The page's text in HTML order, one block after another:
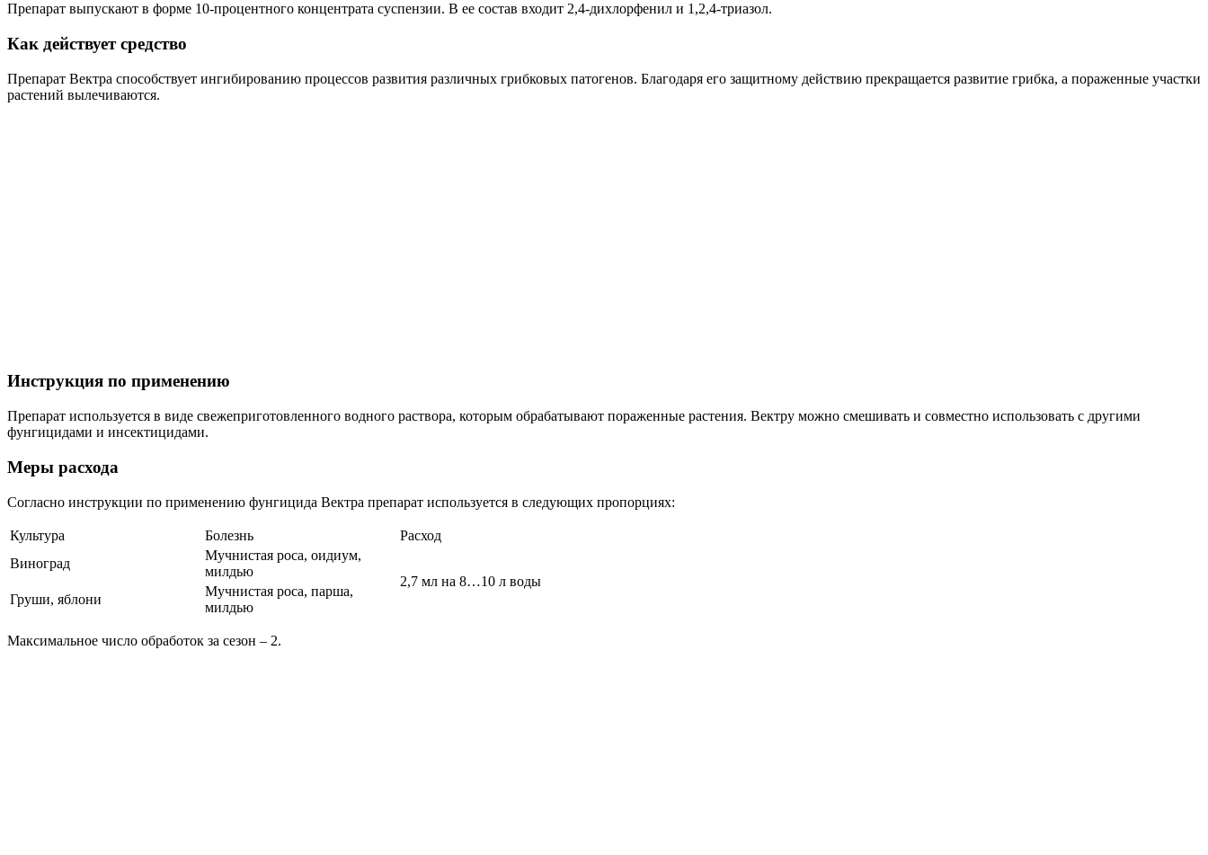
Препарат выпускают в форме 10-процентного концентрата суспензии. В ее состав входит 2,4-дихлорфенил и 1,2,4-триазол.
Как действует средство
Препарат Вектра способствует ингибированию процессов развития различных грибковых патогенов. Благодаря его защитному действию прекращается развитие грибка, а пораженные участки
растений вылечиваются.
Инструкция по применению
Препарат используется в виде свежеприготовленного водного раствора, которым обрабатывают пораженные растения. Вектру можно смешивать и совместно использовать с другими
фунгицидами и инсектицидами.
Меры расхода
Согласно инструкции по применению фунгицида Вектра препарат используется в следующих пропорциях:
Культура Болезнь
Расход
Виноград
Мучнистая роса, оидиум,
милдью
2,7 мл на 8…10 л воды
Груши, яблони
Мучнистая роса, парша,
милдью
Максимальное число обработок за сезон – 2.